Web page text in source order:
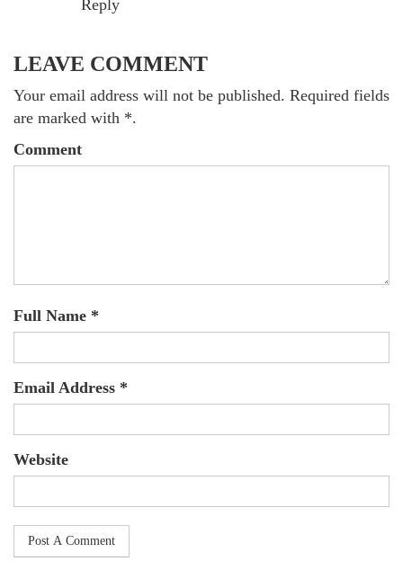
Reply
LEAVE COMMENT
Your email address will not be published. Required fields
are marked with *.
Comment
Full Name *
Email Address *
Website